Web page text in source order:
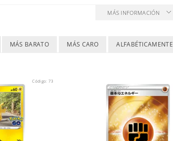
MÁS INFORMACIÓN
MÁS BARATO MÁS CARO ALFABÉTICAMENTE
Código: 73